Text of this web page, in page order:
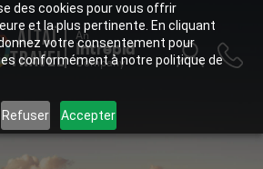
des cookies pour vous offrir
et la plus pertinente. En cliquant
votre consentement pour
conformément à notre politique de
Refuser Accepter
ALTAÏ
TRAVEL
An
Intrepid
Company